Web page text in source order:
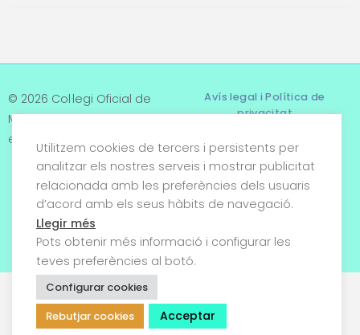
© 2026 Col·legi Oficial de
Metges de Tarragona. Tots
els drets reservats
Avís legal i Política de
privacitat
Termes i condicions
Política de cookies
Utilitzem cookies de tercers i persistents per
analitzar els nostres serveis i mostrar publicitat
relacionada amb les preferències dels usuaris
d’acord amb els seus hàbits de navegació.
Llegir més
Pots obtenir més informació i configurar les
teves preferències al botó.
Configurar cookies
Rebutjar cookies
Acceptar